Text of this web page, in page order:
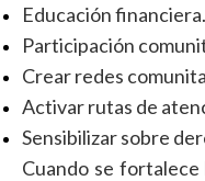
Educación financiera.
Participación
Crear redes
Activar rutas de
Sensibilizar sobre
Cuando se fortalece